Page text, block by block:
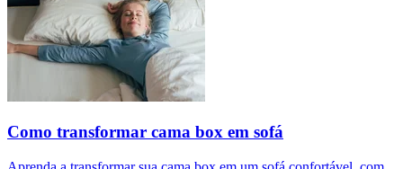
Como transformar cama box em sofá